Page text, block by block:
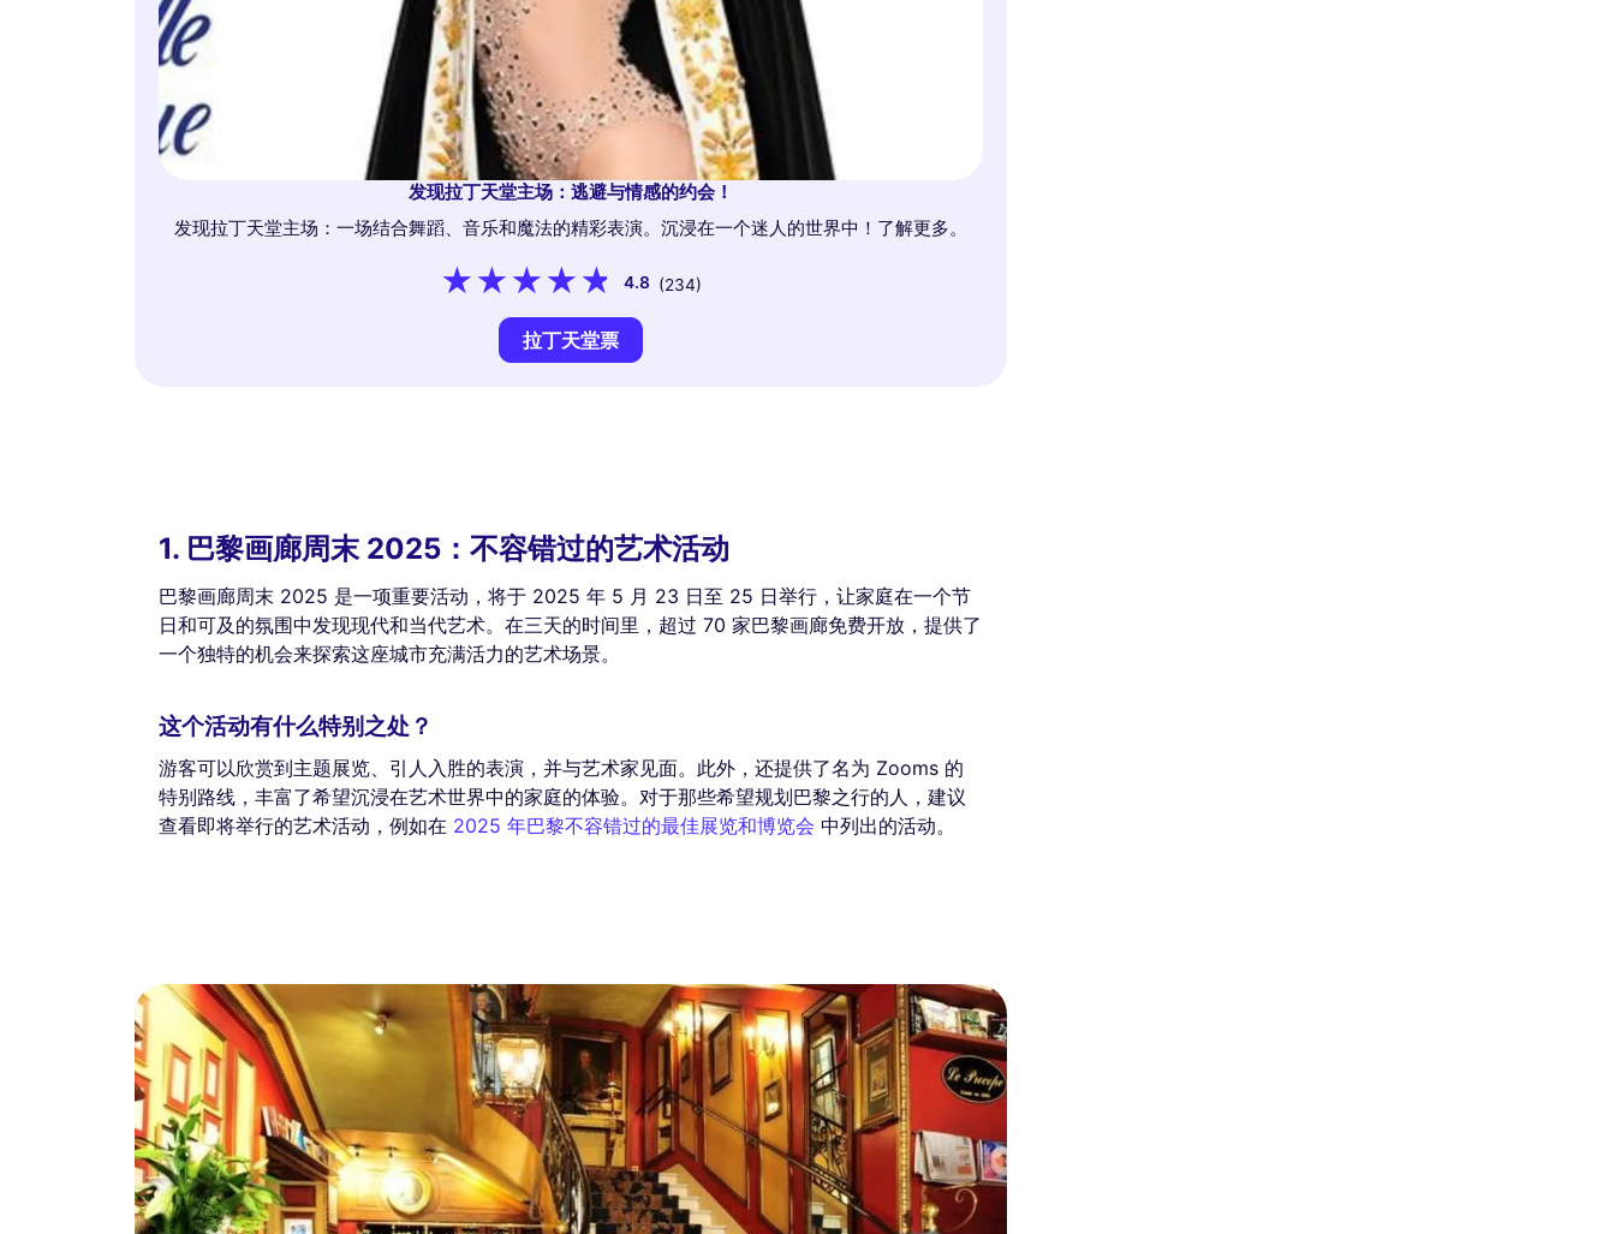
发现拉丁天堂主场：逃避与情感的约会！
发现拉丁天堂主场：一场结合舞蹈、音乐和魔法的精彩表演。沉浸在一个迷人的世界中！了解更多。
4.8 (234)
拉丁天堂票
1. 巴黎画廊周末 2025：不容错过的艺术活动
巴黎画廊周末 2025 是一项重要活动，将于 2025 年 5 月 23 日至 25 日举行，让家庭在一个节
日和可及的氛围中发现现代和当代艺术。在三天的时间里，超过 70 家巴黎画廊免费开放，提供了
一个独特的机会来探索这座城市充满活力的艺术场景。
这个活动有什么特别之处？
游客可以欣赏到主题展览、引人入胜的表演，并与艺术家见面。此外，还提供了名为 Zooms 的
特别路线，丰富了希望沉浸在艺术世界中的家庭的体验。对于那些希望规划巴黎之行的人，建议
查看即将举行的艺术活动，例如在 2025 年巴黎不容错过的最佳展览和博览会 中列出的活动。